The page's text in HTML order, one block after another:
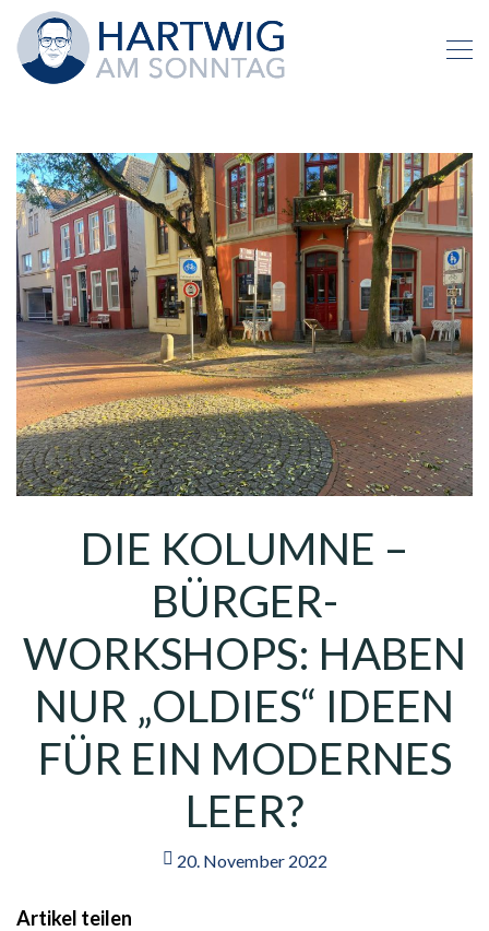
DIE KOLUMNE –
BÜRGER-
WORKSHOPS: HABEN
NUR „OLDIES“ IDEEN
FÜR EIN MODERNES
LEER?
20. November 2022
Artikel teilen